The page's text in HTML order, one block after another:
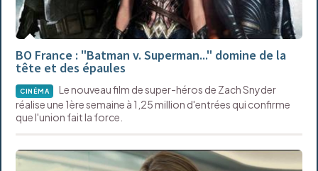
BO France : "Batman v. Superman..." domine de la
tête et des épaules
CINÉMA
Le nouveau film de super-héros de Zach Snyder
réalise une 1ère semaine à 1,25 million d'entrées qui confirme
que l'union fait la force.